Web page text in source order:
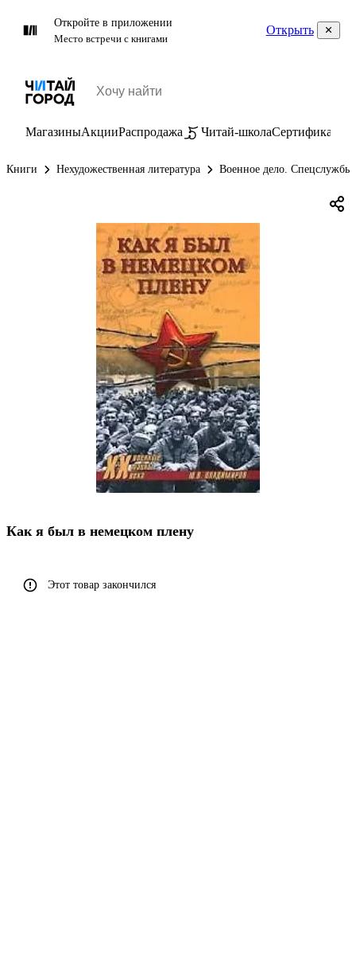
Откройте в приложении
Место встречи с книгами
Открыть
МагазиныАкцииРаспродажа Читай-школаСертификаты
Книги Нехудожественная литература Военное дело. Спецслужбы
Как я был в немецком плену
Этот товар закончился